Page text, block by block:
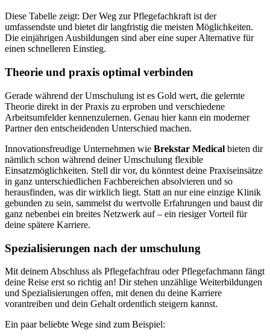
Diese Tabelle zeigt: Der Weg zur Pflegefachkraft ist der
umfassendste und bietet dir langfristig die meisten Möglichkeiten.
Die einjährigen Ausbildungen sind aber eine super Alternative für
einen schnelleren Einstieg.
Theorie und praxis optimal verbinden
Gerade während der Umschulung ist es Gold wert, die gelernte
Theorie direkt in der Praxis zu erproben und verschiedene
Arbeitsumfelder kennenzulernen. Genau hier kann ein moderner
Partner den entscheidenden Unterschied machen.
Innovationsfreudige Unternehmen wie Brekstar Medical bieten dir
nämlich schon während deiner Umschulung flexible
Einsatzmöglichkeiten. Stell dir vor, du könntest deine Praxiseinsätze
in ganz unterschiedlichen Fachbereichen absolvieren und so
herausfinden, was dir wirklich liegt. Statt an nur eine einzige Klinik
gebunden zu sein, sammelst du wertvolle Erfahrungen und baust dir
ganz nebenbei ein breites Netzwerk auf – ein riesiger Vorteil für
deine spätere Karriere.
Spezialisierungen nach der umschulung
Mit deinem Abschluss als Pflegefachfrau oder Pflegefachmann fängt
deine Reise erst so richtig an! Dir stehen unzählige Weiterbildungen
und Spezialisierungen offen, mit denen du deine Karriere
vorantreiben und dein Gehalt ordentlich steigern kannst.
Ein paar beliebte Wege sind zum Beispiel: